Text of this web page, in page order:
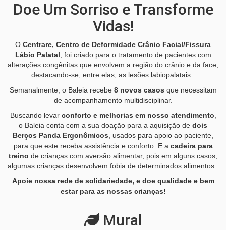
Doe Um Sorriso e Transforme
Vidas!
O Centrare, Centro de Deformidade Crânio Facial/Fissura
Lábio Palatal, foi criado para o tratamento de pacientes com
alterações congênitas que envolvem a região do crânio e da face,
destacando-se, entre elas, as lesões labiopalatais.
Semanalmente, o Baleia recebe 8 novos casos que necessitam
de acompanhamento multidisciplinar.
Buscando levar conforto e melhorias em nosso atendimento,
o Baleia conta com a sua doação para a aquisição de dois
Berços Panda Ergonômicos, usados para apoio ao paciente,
para que este receba assistência e conforto. E a cadeira para
treino de crianças com aversão alimentar, pois em alguns casos,
algumas crianças desenvolvem fobia de determinados alimentos.
Apoie nossa rede de solidariedade, e doe qualidade e bem
estar para as nossas crianças!
Mural